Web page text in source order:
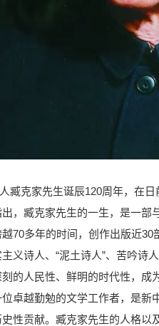
臧克家先生诞辰120周年，在
，臧克家先生的一生，是一
70多年的时间，创作出版近
义诗人、“泥土诗人”、苦吟诗
的人民性、鲜明的时代性，
位卓越勤勉的文学工作者，是
性贡献。臧克家先生的人格以